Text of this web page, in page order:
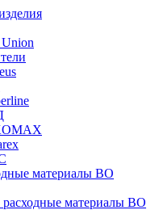
материалы ВО
материалы ВО